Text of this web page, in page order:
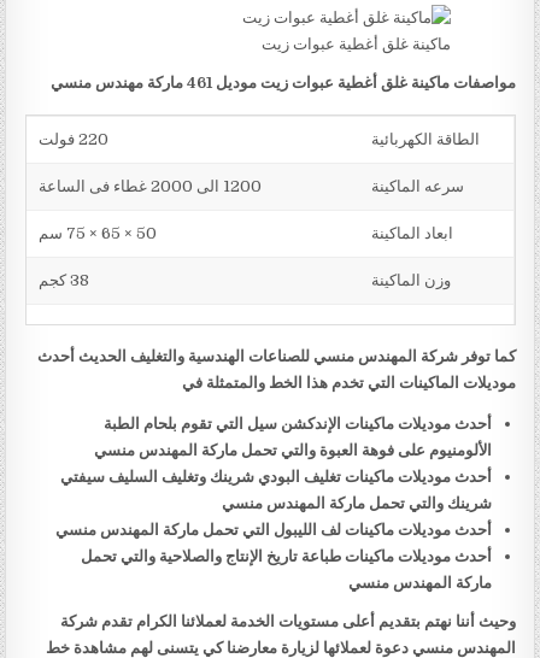
ماكينة غلق أغطية عبوات زيت
مواصفات ماكينة غلق أغطية عبوات زيت موديل 461 ماركة مهندس منسي
الطاقة الكهربائية 220 فولت
سرعه الماكينة 1200 الى 2000 غطاء فى الساعة
ابعاد الماكينة 50 × 65 × 75 سم
وزن الماكينة 38 كجم
كما توفر شركة المهندس منسي للصناعات الهندسية والتغليف الحديث أحدث
موديلات الماكينات التي تخدم هذا الخط والمتمثلة في
أحدث موديلات ماكينات الإندكشن سيل التي تقوم بلحام الطبة
الألومنيوم على فوهة العبوة والتي تحمل ماركة المهندس منسي
أحدث موديلات ماكينات تغليف البودي شرينك وتغليف السليف سيفتي
شرينك والتي تحمل ماركة المهندس منسي
أحدث موديلات ماكينات لف الليبول التي تحمل ماركة المهندس منسي
أحدث موديلات ماكينات طباعة تاريخ الإنتاج والصلاحية والتي تحمل
ماركة المهندس منسي
وحيث أننا نهتم بتقديم أعلى مستويات الخدمة لعملائنا الكرام تقدم شركة
المهندس منسي دعوة لعملائها لزيارة معارضنا كي يتسنى لهم مشاهدة خط